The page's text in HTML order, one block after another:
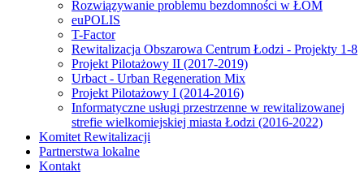
Rozwiązywanie problemu bezdomności w ŁOM
euPOLIS
T-Factor
Rewitalizacja Obszarowa Centrum Łodzi - Projekty 1-8
Projekt Pilotażowy II (2017-2019)
Urbact - Urban Regeneration Mix
Projekt Pilotażowy I (2014-2016)
Informatyczne usługi przestrzenne w rewitalizowanej
strefie wielkomiejskiej miasta Łodzi (2016-2022)
Komitet Rewitalizacji
Partnerstwa lokalne
Kontakt